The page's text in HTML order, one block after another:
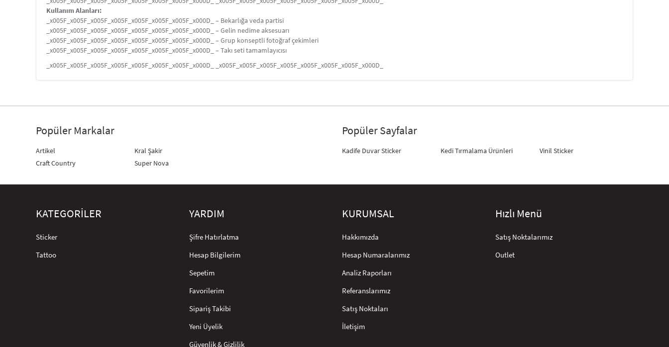
Kullanım Alanları:
_x005F_x005F_x005F_x005F_x005F_x005F_x005F_x000D_ – Bekarlığa veda partisi
_x005F_x005F_x005F_x005F_x005F_x005F_x005F_x000D_ – Gelin nedime aksesuarı
_x005F_x005F_x005F_x005F_x005F_x005F_x005F_x000D_ – Grup konseptli fotoğraf çekimleri
_x005F_x005F_x005F_x005F_x005F_x005F_x005F_x000D_ – Takı seti tamamlayıcısı
_x005F_x005F_x005F_x005F_x005F_x005F_x005F_x000D_ _x005F_x005F_x005F_x005F_x005F_x005F_x005F_x000D_
Popüler Markalar
Artikel
Craft Country
Kral Şakir
Super Nova
Popüler Sayfalar
Kadife Duvar Sticker Kedi Tırmalama Ürünleri Vinil Sticker
KATEGORİLER
Sticker
Tattoo
YARDIM
Şifre Hatırlatma
Hesap Bilgilerim
Sepetim
Favorilerim
Sipariş Takibi
Yeni Üyelik
Güvenlik & Gizlilik
KURUMSAL
Hakkımızda
Hesap Numaralarımız
Analiz Raporları
Referanslarımız
Satış Noktaları
İletişim
Hızlı Menü
Satış Noktalarımız
Outlet